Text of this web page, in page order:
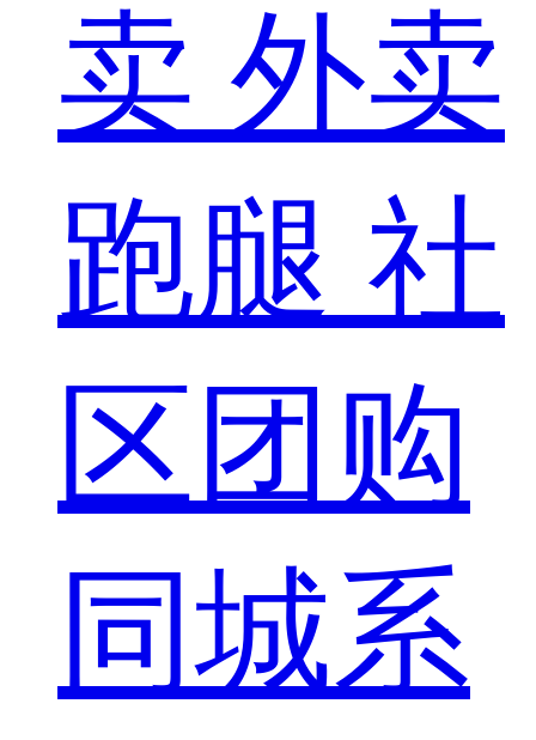
卖 外卖
跑腿 社
区团购
同城系